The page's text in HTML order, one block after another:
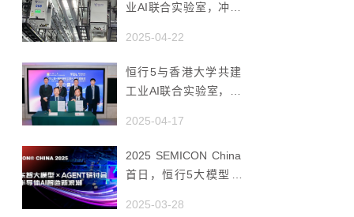
业AI联合实验室，冲破
花板”
2025-04-22
恒行5与香港大学共建
工业AI联合实验室，推
创新枢纽
2025-04-17
2025 SEMICON China
首日，恒行5大模型 ×
体AI智造新浪潮
2025-03-28